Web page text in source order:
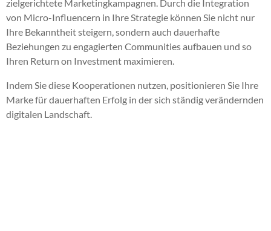
zielgerichtete Marketingkampagnen. Durch die Integration
von Micro-Influencern in Ihre Strategie können Sie nicht nur
Ihre Bekanntheit steigern, sondern auch dauerhafte
Beziehungen zu engagierten Communities aufbauen und so
Ihren Return on Investment maximieren.
Indem Sie diese Kooperationen nutzen, positionieren Sie Ihre
Marke für dauerhaften Erfolg in der sich ständig verändernden
digitalen Landschaft.